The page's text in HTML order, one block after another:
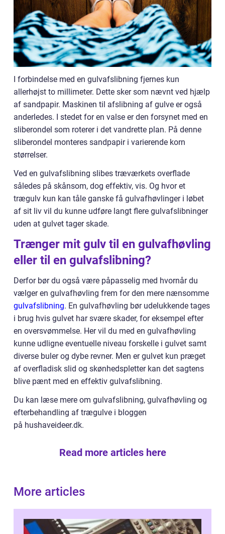
I forbindelse med en gulvafslibning fjernes kun
allerhøjst to millimeter. Dette sker som nævnt ved hjælp
af sandpapir. Maskinen til afslibning af gulve er også
anderledes. I stedet for en valse er den forsynet med en
sliberondel som roterer i det vandrette plan. På denne
sliberondel monteres sandpapir i varierende korn
størrelser.
Ved en gulvafslibning slibes træværkets overflade
således på skånsom, dog effektiv, vis. Og hvor et
trægulv kun kan tåle ganske få gulvafhøvlinger i løbet
af sit liv vil du kunne udføre langt flere gulvafslibninger
uden at gulvet tager skade.
Trænger mit gulv til en gulvafhøvling
eller til en gulvafslibning?
Derfor bør du også være påpasselig med hvornår du
vælger en gulvafhøvling frem for den mere nænsomme
gulvafslibning. En gulvafhøvling bør udelukkende tages
i brug hvis gulvet har svære skader, for eksempel efter
en oversvømmelse. Her vil du med en gulvafhøvling
kunne udligne eventuelle niveau forskelle i gulvet samt
diverse buler og dybe revner. Men er gulvet kun præget
af overfladisk slid og skønhedspletter kan det sagtens
blive pænt med en effektiv gulvafslibning.
Du kan læse mere om gulvafslibning, gulvafhøvling og
efterbehandling af trægulve i bloggen
på hushaveideer.dk.
Read more articles here
More articles